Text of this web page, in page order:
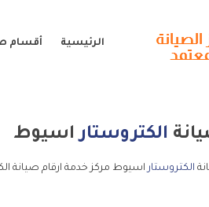
الرئيسية أقسام
الكتروستاراسيوط
الكتروستار اسيوط مركز خدمة ارقام صيانة